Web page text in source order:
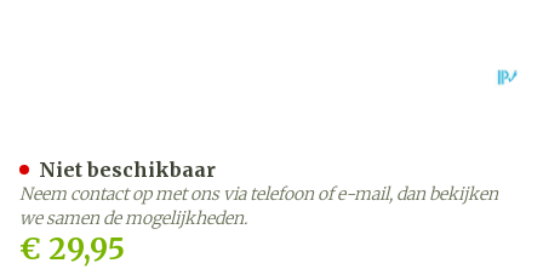
€ 29,95
Niet beschikbaar
Neem contact op met ons via telefoon of e-mail, dan bekijken
we samen de mogelijkheden.